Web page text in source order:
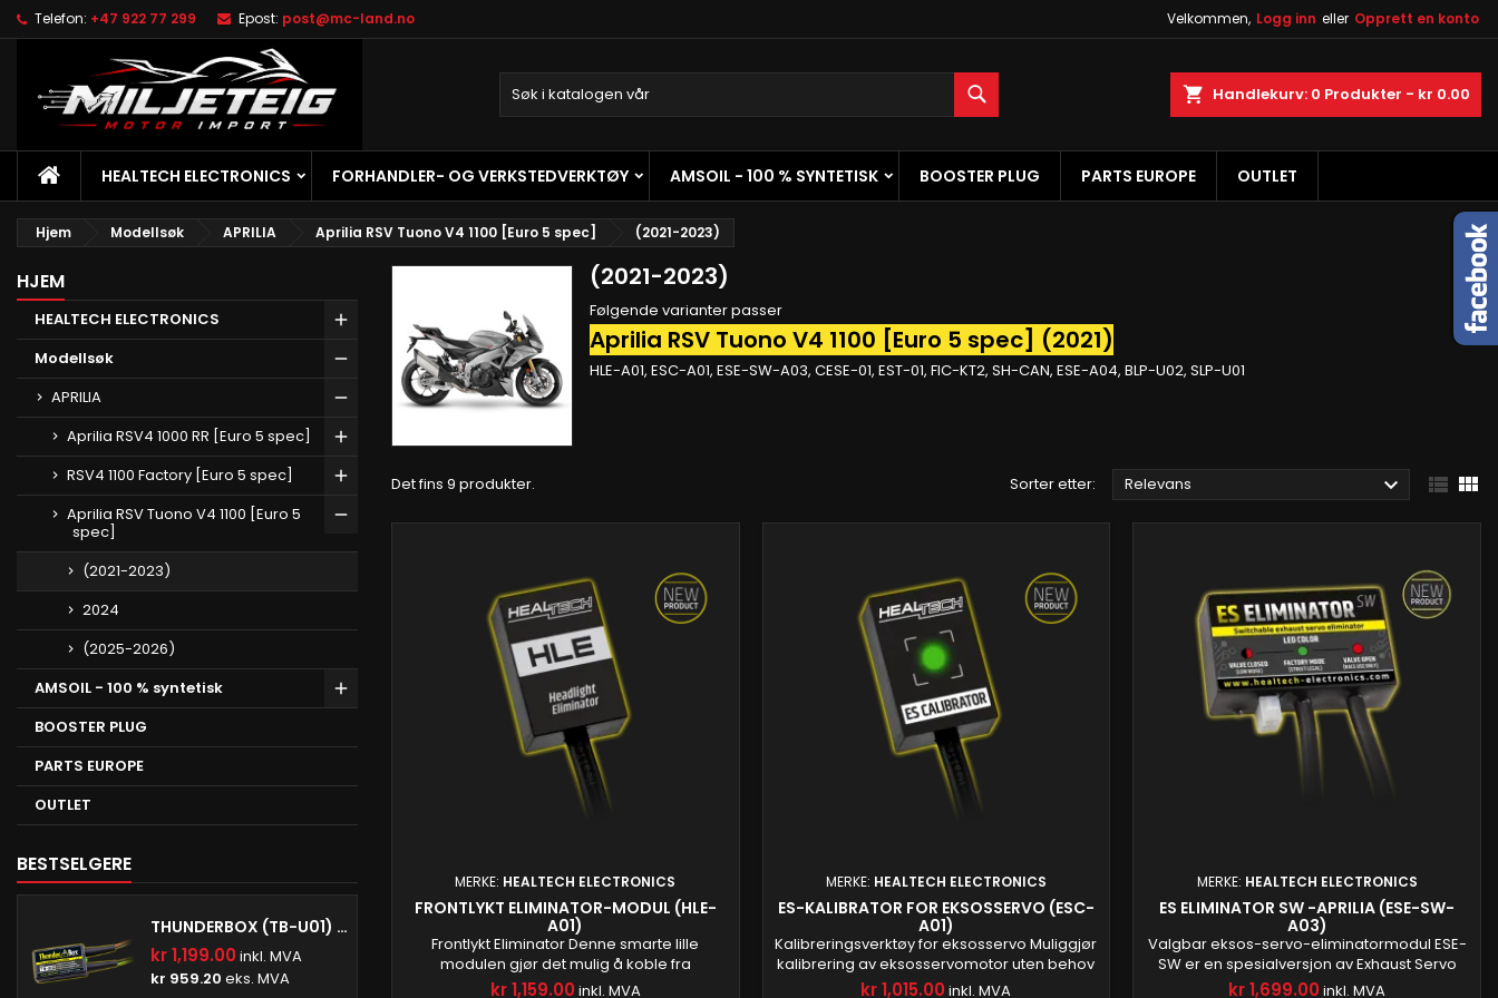
Telefon: +47 922 77 299 Epost: post@mc-land.no Velkommen, Logg inn eller Opprett en konto
Handlekurv 0 Produkter - kr 0.00
HJEM HEALTECH ELECTRONICS FORHANDLER- OG VERKSTEDVERKTØY AMSOIL - 100 % SYNTETISK BOOSTER PLUG PARTS EUROPE OUTLET
Hjem Modellsøk APRILIA Aprilia RSV Tuono V4 1100 [Euro 5 spec] (2021-2023)
HJEM
HEALTECH ELECTRONICS
Modellsøk
APRILIA
Aprilia RSV4 1000 RR [Euro 5 spec]
RSV4 1100 Factory [Euro 5 spec]
Aprilia RSV Tuono V4 1100 [Euro 5
spec]
(2021-2023)
2024
(2025-2026)
AMSOIL - 100 % syntetisk
BOOSTER PLUG
PARTS EUROPE
OUTLET
BESTSELGERE
THUNDERBOX (TB-U01) (MAKSIMAL KOBLINGSSTRØM: 16A)
kr 1,199.00 inkl. MVA
kr 959.20 eks. MVA
(2021-2023)
Følgende varianter passer
Aprilia RSV Tuono V4 1100 [Euro 5 spec] (2021)
HLE-A01, ESC-A01, ESE-SW-A03, CESE-01, EST-01, FIC-KT2, SH-CAN, ESE-A04, BLP-U02, SLP-U01
Det fins 9 produkter. Sorter etter: Relevans   
MERKE: HEALTECH ELECTRONICS
FRONTLYKT ELIMINATOR-MODUL (HLE-
A01)
Frontlykt Eliminator Denne smarte lille
modulen gjør det mulig å koble fra
frontlyktenheten fra motorsykkelens
kr 1,159.00 inkl. MVA
MERKE: HEALTECH ELECTRONICS
ES-KALIBRATOR FOR EKSOSSERVO (ESC-
A01)
Kalibreringsverktøy for eksosservo Muliggjør
kalibrering av eksosservomotor uten behov
for å koble til den originale servomotoren på
kr 1,015.00 inkl. MVA
MERKE: HEALTECH ELECTRONICS
ES ELIMINATOR SW -APRILIA (ESE-SW-
A03)
Valgbar eksos-servo-eliminatormodul ESE-
SW er en spesialversjon av Exhaust Servo
Eliminator som lar deg ta kontroll over
kr 1,699.00 inkl. MVA
My wishlists ×
Create new list
((modalTitle)) ×
((confirmMessage))
Opprett ønskeliste ×
Logg inn ×
Du må være logget inn for å lagre produkter i ønskelisten din.